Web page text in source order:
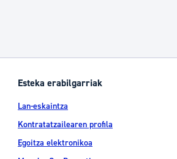
to navigate.
Esteka erabilgarriak
Lan-eskaintza
Kontratatzailearen profila
Egoitza elektronikoa